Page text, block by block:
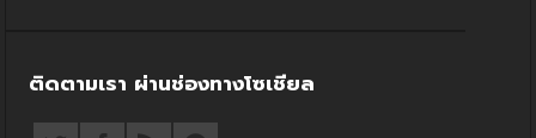
ติดตามเรา ผ่านช่องทางโซเชียล